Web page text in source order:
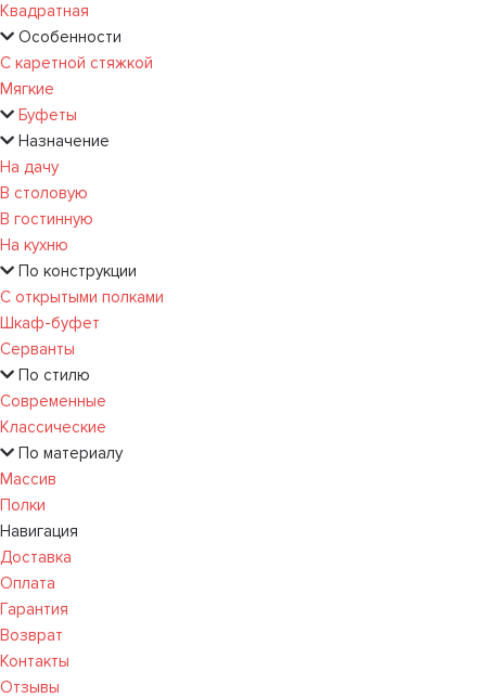
Квадратная
Особенности
С каретной стяжкой
Мягкие
Буфеты
Назначение
На дачу
В столовую
В гостинную
На кухню
По конструкции
С открытыми полками
Шкаф-буфет
Серванты
По стилю
Современные
Классические
По материалу
Массив
Полки
Навигация
Доставка
Оплата
Гарантия
Возврат
Контакты
Отзывы